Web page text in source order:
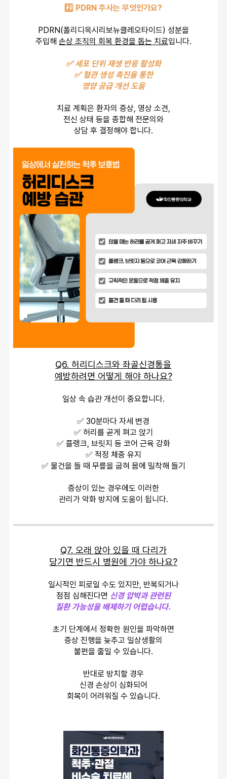
2️⃣ PDRN 주사는 무엇인가요?
PDRN(폴리디옥시리보뉴클레오타이드) 성분을
주입해 손상 조직의 회복 환경을 돕는 치료입니다.
✅ 세포 단위 재생 반응 활성화
✅ 혈관 생성 촉진을 통한
영양 공급 개선 도움
치료 계획은 환자의 증상, 영상 소견,
전신 상태 등을 종합해 전문의와
상담 후 결정해야 합니다.
Q6. 허리디스크와 좌골신경통을
예방하려면 어떻게 해야 하나요?
일상 속 습관 개선이 중요합니다.
✅ 30분마다 자세 변경
✅ 허리를 곧게 펴고 앉기
✅ 플랭크, 브릿지 등 코어 근육 강화
✅ 적정 체중 유지
✅ 물건을 들 때 무릎을 굽혀 몸에 밀착해 들기
증상이 있는 경우에도 이러한
관리가 악화 방지에 도움이 됩니다.
Q7. 오래 앉아 있을 때 다리가
당기면 반드시 병원에 가야 하나요?
일시적인 피로일 수도 있지만, 반복되거나
점점 심해진다면 신경 압박과 관련된
질환 가능성을 배제하기 어렵습니다.
초기 단계에서 정확한 원인을 파악하면
증상 진행을 늦추고 일상생활의
불편을 줄일 수 있습니다.
반대로 방치할 경우
신경 손상이 심화되어
회복이 어려워질 수 있습니다.